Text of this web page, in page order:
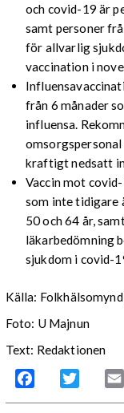
och covid-19 är
samt personer
för allvarlig
vaccination i
från 6 månader
influensa.
kraftigt nedsatt
Vaccin mot
som inte tidigare
50 och 64 år,
läkarbedömning
sjukdom i covid-
Källa:
Foto: U Majnun
Text: Redaktionen
Facebook Twitter